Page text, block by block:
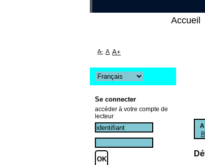
Accueil
A- A A+
Se connecter
accéder à votre compte de
lecteur